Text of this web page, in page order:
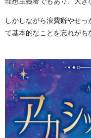
しかしながら浪費癖やせ
て基本的なことを忘れがち